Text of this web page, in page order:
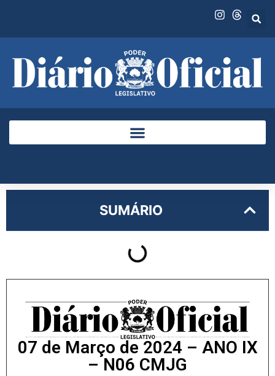
SUMÁRIO
07 de Março de 2024 – ANO IX
– N06 CMJG